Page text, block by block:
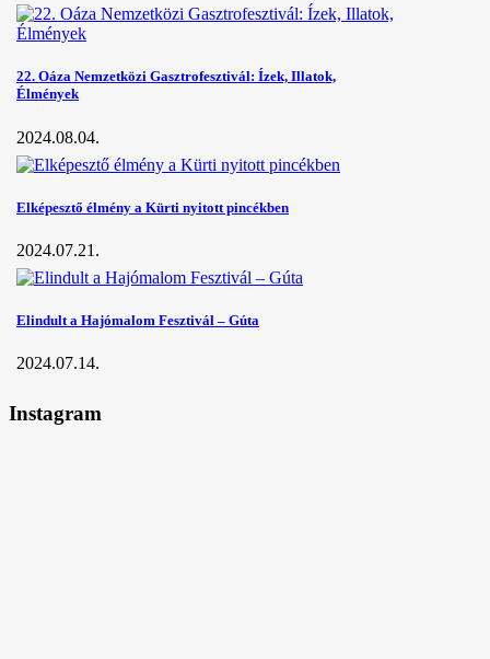
22. Oáza Nemzetközi Gasztrofesztivál: Ízek, Illatok,
Élmények
2024.08.04.
Elképesztő élmény a Kürti nyitott pincékben
2024.07.21.
Elindult a Hajómalom Fesztivál – Gúta
2024.07.14.
Instagram